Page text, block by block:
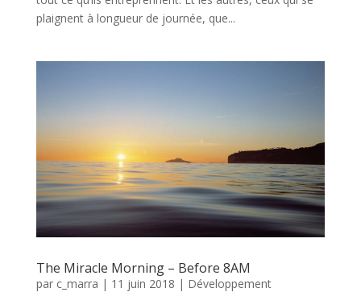
plaignent à longueur de journée, que...
The Miracle Morning – Before 8AM
par c_marra | 11 juin 2018 | Développement